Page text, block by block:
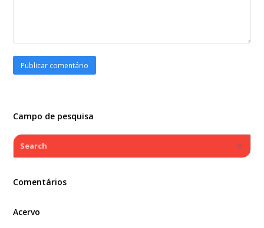
Campo de pesquisa
Search
Comentários
Acervo